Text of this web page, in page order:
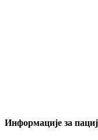
Информације за